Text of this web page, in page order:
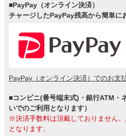
■PayPay（オンライン決済）
チャージしたPayPay残高から簡単に
PayPay（オンライン決済）でのお支
■コンビニ(番号端末式)・銀行ATM・
いでのご利用となります）
※決済手数料は頂戴しておりません
となります。